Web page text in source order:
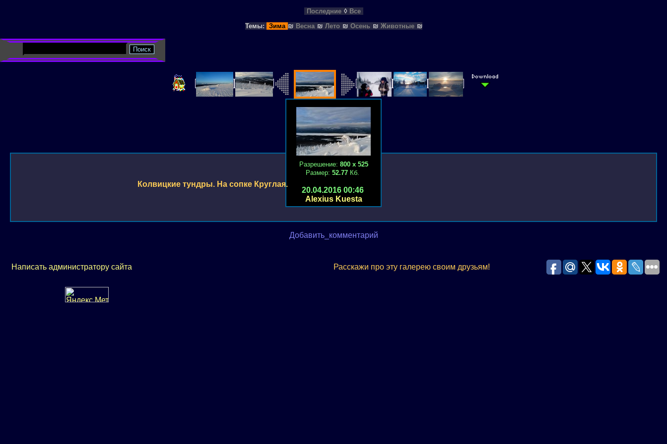
Последние ◊ Все
Темы:
Зима ₪ Весна ₪ Лето ₪ Осень ₪ Животные ₪
Разрешение: 800 х 525
Размер: 52.77 Кб.
20.04.2016 00:46
Alexius Kuesta
Колвицкие тундры. На сопке Круглая.
Добавить_комментарий
Написать администратору сайта Расскажи про эту галерею своим друзьям!